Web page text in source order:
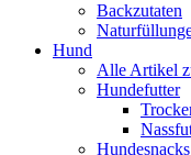
Backzutaten
Hund
Alle Artikel
Hundefutter
Hundesnacks